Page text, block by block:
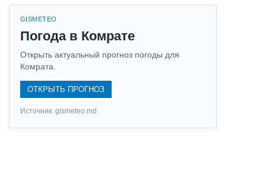
GISMETEO
Погода в Комрате
Открыть актуальный прогноз погоды для
Комрата.
ОТКРЫТЬ ПРОГНОЗ
Источник: gismeteo.md